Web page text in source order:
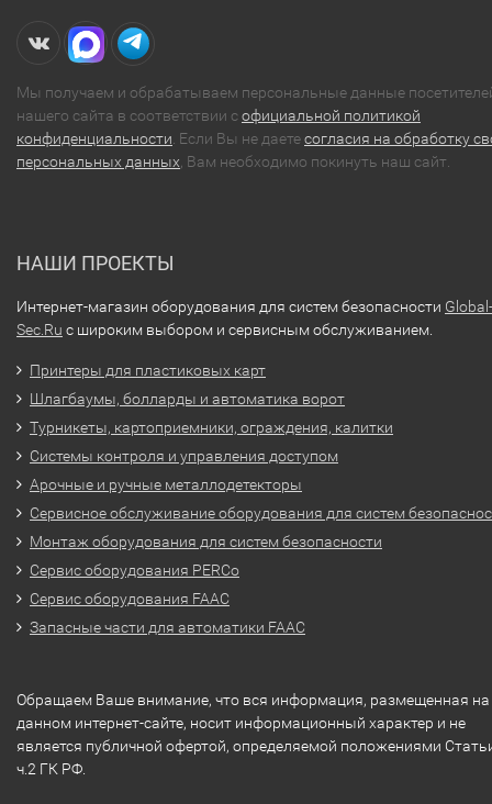
Мы получаем и обрабатываем персональные данные
нашего сайта в соответствии софициальной политикой
конфиденциальности . Если Вы не даетесогласия на обработку
персональных данных , Вам необходимо покинуть наш сайт.
НАШИ ПРОЕКТЫ
Интернет-магазин оборудования для систем безопасности Global-
Sec.Ru с широким выбором и сервисным обслуживанием.
Принтеры для пластиковых карт
Шлагбаумы, болларды и автоматика ворот
Турникеты, картоприемники, ограждения, калитки
Системы контроля и управления доступом
Арочные и ручные металлодетекторы
Сервисное обслуживание оборудования для систем
Монтаж оборудования для систем безопасности
Сервис оборудования PERCo
Сервис оборудования FAAC
Запасные части для автоматики FAAC
Обращаем Ваше внимание, что вся информация, размещенная на
данном интернет-сайте, носит информационный характер и не
является публичной офертой, определяемой положениями
ч.2 ГК РФ.